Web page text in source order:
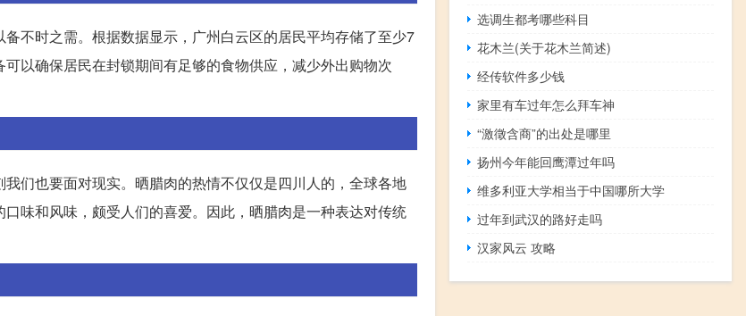
不时之需。根据数据显示，广州白云区的居民平均存储了至少7
以确保居民在封锁期间有足够的食物供应，减少外出购物次
们也要面对现实。晒腊肉的热情不仅仅是四川人的，全球各地
味和风味，颇受人们的喜爱。因此，晒腊肉是一种表达对传统
选调生都考哪些科目
花木兰(关于花木兰简述)
经传软件多少钱
家里有车过年怎么拜车神
“激徵含商”的出处是哪里
扬州今年能回鹰潭过年吗
维多利亚大学相当于中国哪所大学
过年到武汉的路好走吗
汉家风云 攻略